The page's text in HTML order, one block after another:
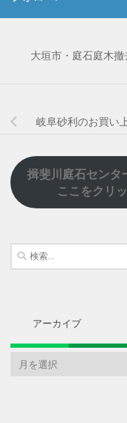
大垣市・庭石庭木
岐阜砂利のお買い
揖斐川庭石センタ
ここをクリ
検
索:
アーカイブ